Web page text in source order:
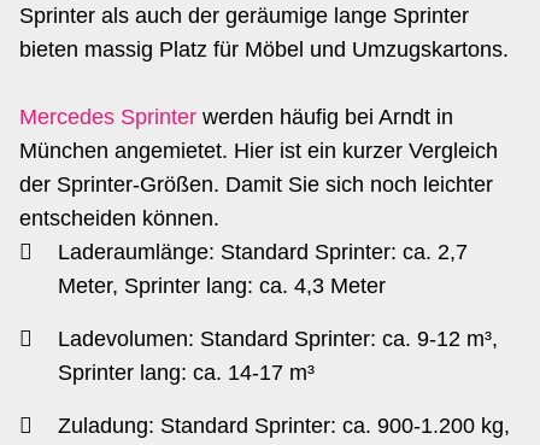
Sprinter als auch der geräumige lange Sprinter
bieten massig Platz für Möbel und Umzugskartons.
Mercedes Sprinter werden häufig bei Arndt in
München angemietet. Hier ist ein kurzer Vergleich
der Sprinter-Größen. Damit Sie sich noch leichter
entscheiden können.
Laderaumlänge: Standard Sprinter: ca. 2,7
Meter, Sprinter lang: ca. 4,3 Meter
Ladevolumen: Standard Sprinter: ca. 9-12 m³,
Sprinter lang: ca. 14-17 m³
Zuladung: Standard Sprinter: ca. 900-1.200 kg,